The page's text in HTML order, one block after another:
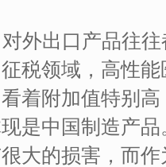
外出口产品往
税领域，高性
着附加值特别
是中国制造产
大的损害，而